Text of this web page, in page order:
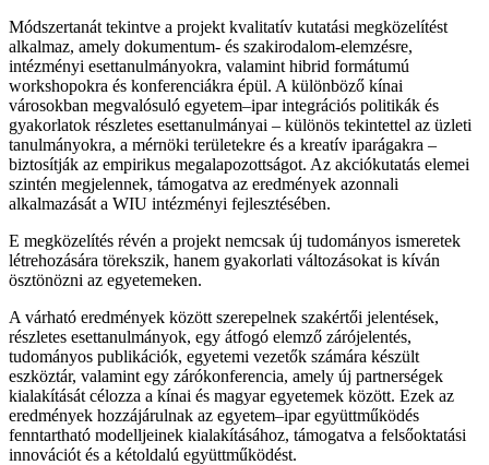
Módszertanát tekintve a projekt kvalitatív kutatási megközelítést
alkalmaz, amely dokumentum- és szakirodalom-elemzésre,
intézményi esettanulmányokra, valamint hibrid formátumú
workshopokra és konferenciákra épül. A különböző kínai
városokban megvalósuló egyetem–ipar integrációs politikák és
gyakorlatok részletes esettanulmányai – különös tekintettel az üzleti
tanulmányokra, a mérnöki területekre és a kreatív iparágakra –
biztosítják az empirikus megalapozottságot. Az akciókutatás elemei
szintén megjelennek, támogatva az eredmények azonnali
alkalmazását a WIU intézményi fejlesztésében.
E megközelítés révén a projekt nemcsak új tudományos ismeretek
létrehozására törekszik, hanem gyakorlati változásokat is kíván
ösztönözni az egyetemeken.
A várható eredmények között szerepelnek szakértői jelentések,
részletes esettanulmányok, egy átfogó elemző zárójelentés,
tudományos publikációk, egyetemi vezetők számára készült
eszköztár, valamint egy zárókonferencia, amely új partnerségek
kialakítását célozza a kínai és magyar egyetemek között. Ezek az
eredmények hozzájárulnak az egyetem–ipar együttműködés
fenntartható modelljeinek kialakításához, támogatva a felsőoktatási
innovációt és a kétoldalú együttműködést.